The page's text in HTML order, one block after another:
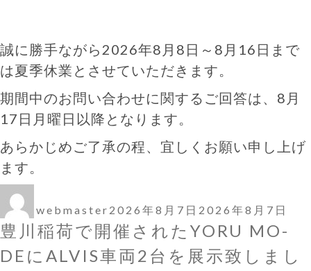
誠に勝手ながら2026年8月8日～8月16日まで
は夏季休業とさせていただきます。
期間中のお問い合わせに関するご回答は、8月
17日月曜日以降となります。
あらかじめご了承の程、宜しくお願い申し上げ
ます。
稿
者
webmaster 稿
日:
2026年8月7日 2026年8月7日
豊川稲荷で開催されたYORU MO-
DEにALVIS車両2台を展示致しまし